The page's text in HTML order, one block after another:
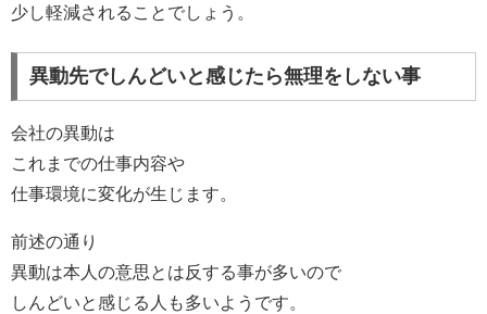
少し軽減されることでしょう。
異動先でしんどいと感じたら無理をしない事
会社の異動は
これまでの仕事内容や
仕事環境に変化が生じます。
前述の通り
異動は本人の意思とは反する事が多いので
しんどいと感じる人も多いようです。